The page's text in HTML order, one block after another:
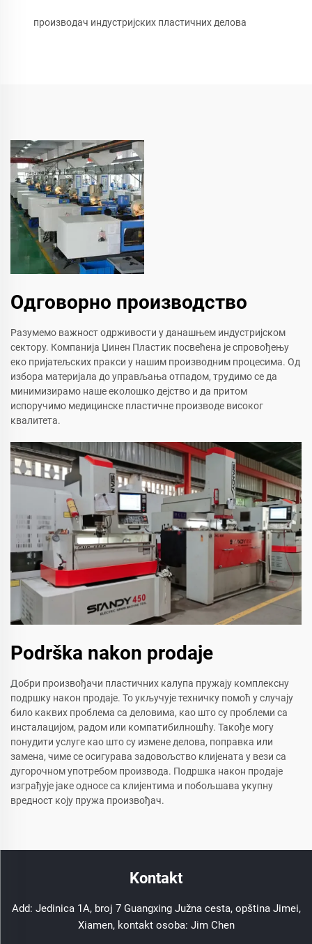
производач индустријских пластичних делова
Одговорно производство
Разумемо важност одрживости у данашњем индустријском
сектору. Компанија Џинен Пластик посвећена је спровођењу
еко пријатељских пракси у нашим производним процесима. Од
избора материјала до управљања отпадом, трудимо се да
минимизирамо наше еколошко дејство и да притом
испоручимо медицинске пластичне производе високог
квалитета.
Podrška nakon prodaje
Добри произвођачи пластичних калупа пружају комплексну
подршку након продаје. То укључује техничку помоћ у случају
било каквих проблема са деловима, као што су проблеми са
инсталацијом, радом или компатибилношћу. Такође могу
понудити услуге као што су измене делова, поправка или
замена, чиме се осигурава задовољство клијената у вези са
дугорочном употребом производа. Подршка након продаје
изграђује јаке односе са клијентима и побољшава укупну
вредност коју пружа произвођач.
Kontakt
Add: Jedinica 1A, broj 7 Guangxing Južna cesta, opština Jimei,
Xiamen, kontakt osoba: Jim Chen